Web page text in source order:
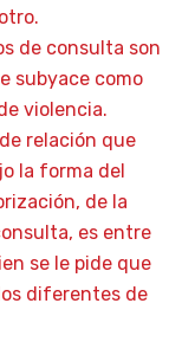
de consulta son
subyace como
violencia.
relación que
la forma del
de la
es entre
se le pide que
diferentes de